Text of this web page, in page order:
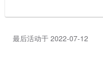
最后活动于 2022-07-12